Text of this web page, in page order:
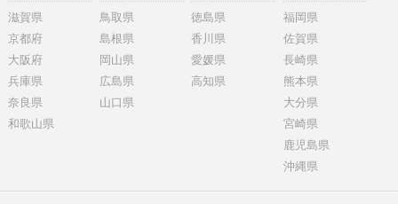
滋賀県
京都府
大阪府
兵庫県
奈良県
和歌山県
鳥取県
島根県
岡山県
広島県
山口県
徳島県
香川県
愛媛県
高知県
福岡県
佐賀県
長崎県
熊本県
大分県
宮崎県
鹿児島県
沖縄県